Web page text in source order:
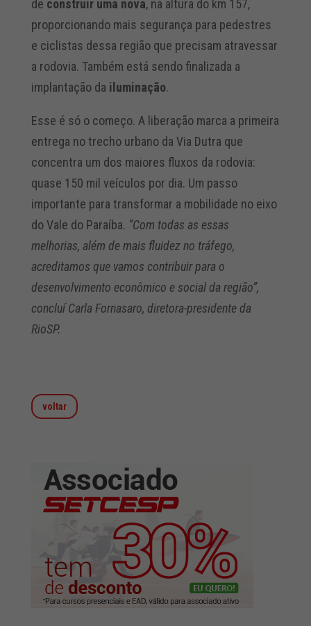
de construir uma nova, na altura do km 157,
proporcionando mais segurança para pedestres
e ciclistas dessa região que precisam atravessar
a rodovia. Também está sendo finalizada a
implantação da iluminação.
Esse é só o começo. A liberação marca a primeira
entrega no trecho urbano da Via Dutra que
concentra um dos maiores fluxos da rodovia:
quase 150 mil veículos por dia. Um passo
importante para transformar a mobilidade no eixo
do Vale do Paraíba. “Com todas as essas
melhorias, além de mais fluidez no tráfego,
acreditamos que vamos contribuir para o
desenvolvimento econômico e social da região”,
concluí Carla Fornasaro, diretora-presidente da
RioSP.
voltar